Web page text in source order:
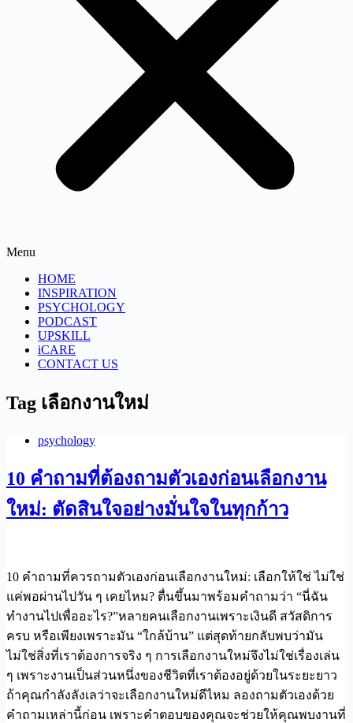
Menu
HOME
INSPIRATION
PSYCHOLOGY
PODCAST
UPSKILL
iCARE
CONTACT US
Tag เลือกงานใหม่
psychology
10 คำถามที่ต้องถามตัวเองก่อนเลือกงาน
ใหม่: ตัดสินใจอย่างมั่นใจในทุกก้าว
10 คำถามที่ควรถามตัวเองก่อนเลือกงานใหม่: เลือกให้ใช่ ไม่ใช่
แค่พอผ่านไปวัน ๆ เคยไหม? ตื่นขึ้นมาพร้อมคำถามว่า “นี่ฉัน
ทำงานไปเพื่ออะไร?”หลายคนเลือกงานเพราะเงินดี สวัสดิการ
ครบ หรือเพียงเพราะมัน “ใกล้บ้าน” แต่สุดท้ายกลับพบว่ามัน
ไม่ใช่สิ่งที่เราต้องการจริง ๆ การเลือกงานใหม่จึงไม่ใช่เรื่องเล่น
ๆ เพราะงานเป็นส่วนหนึ่งของชีวิตที่เราต้องอยู่ด้วยในระยะยาว
ถ้าคุณกำลังลังเลว่าจะเลือกงานใหม่ดีไหม ลองถามตัวเองด้วย
คำถามเหล่านี้ก่อน เพราะคำตอบของคุณจะช่วยให้คุณพบงานที่